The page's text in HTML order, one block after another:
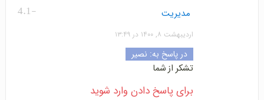
-4.1 مدیریت
اردیبهشت ۸, ۱۴۰۰ در ۱۳:۴۹
در پاسخ به: نصیر
تشکر از شما
برای پاسخ دادن وارد شوید